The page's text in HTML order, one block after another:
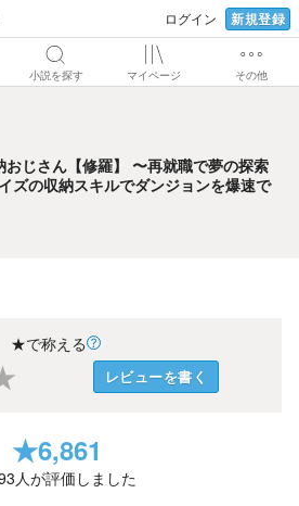
ログイン 新規登録
小説を探す マイページ その他
納おじさん【修羅】 〜再就職で夢の
トルサイズの収納スキルでダンジョン
おじさん【修羅】 〜再就職で夢の探索
ズの収納スキルでダンジョンを爆速で
★で称える
レビューを書く
★6,861
人が評価しました